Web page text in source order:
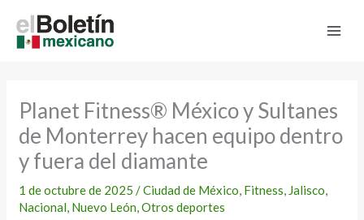
contenido
Planet Fitness® México y Sultanes
de Monterrey hacen equipo dentro
y fuera del diamante
1 de octubre de 2025/Ciudad de México, Fitness, Jalisco,
Nacional, Nuevo León,Otros deportes